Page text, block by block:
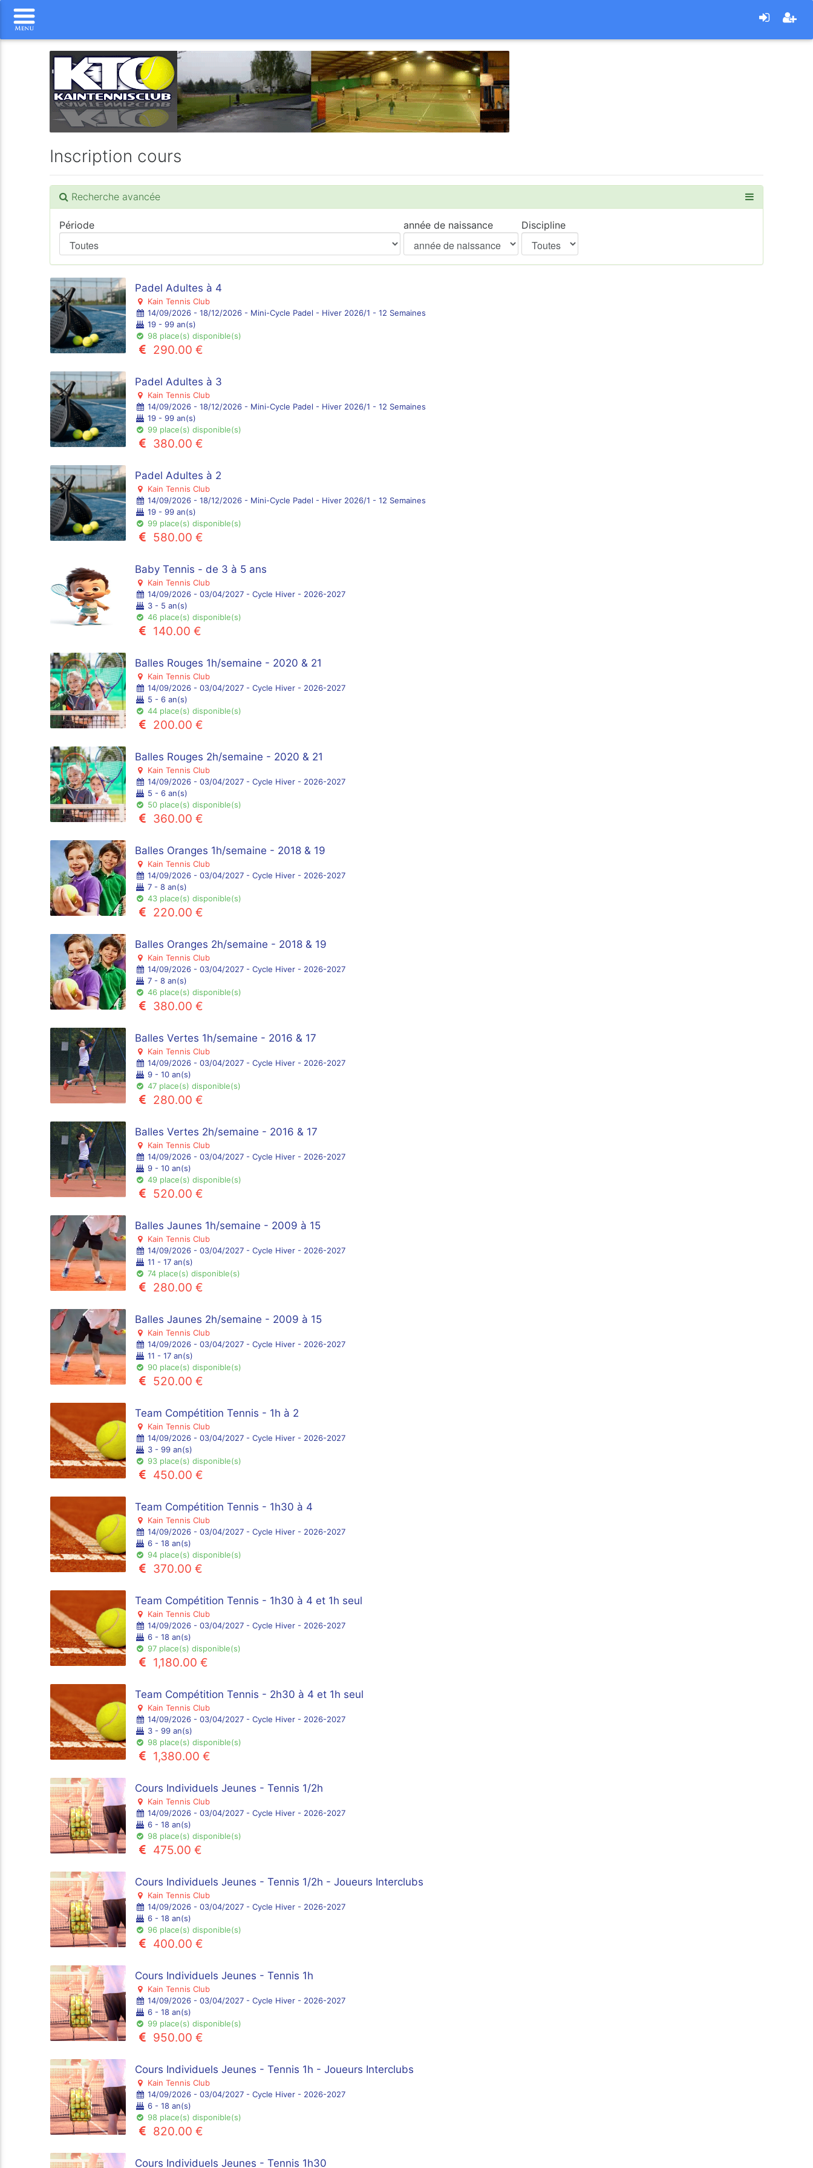
Inscription cours
Recherche avancée
Période année de naissance Discipline
Padel Adultes à 4
Kain Tennis Club
14/09/2026 - 18/12/2026 - Mini-Cycle Padel - Hiver 2026/1 - 12 Semaines
19 - 99 an(s)
98 place(s) disponible(s)
290.00 €
Padel Adultes à 3
Kain Tennis Club
14/09/2026 - 18/12/2026 - Mini-Cycle Padel - Hiver 2026/1 - 12 Semaines
19 - 99 an(s)
99 place(s) disponible(s)
380.00 €
Padel Adultes à 2
Kain Tennis Club
14/09/2026 - 18/12/2026 - Mini-Cycle Padel - Hiver 2026/1 - 12 Semaines
19 - 99 an(s)
99 place(s) disponible(s)
580.00 €
Baby Tennis - de 3 à 5 ans
Kain Tennis Club
14/09/2026 - 03/04/2027 - Cycle Hiver - 2026-2027
3 - 5 an(s)
46 place(s) disponible(s)
140.00 €
Balles Rouges 1h/semaine - 2020 & 21
Kain Tennis Club
14/09/2026 - 03/04/2027 - Cycle Hiver - 2026-2027
5 - 6 an(s)
44 place(s) disponible(s)
200.00 €
Balles Rouges 2h/semaine - 2020 & 21
Kain Tennis Club
14/09/2026 - 03/04/2027 - Cycle Hiver - 2026-2027
5 - 6 an(s)
50 place(s) disponible(s)
360.00 €
Balles Oranges 1h/semaine - 2018 & 19
Kain Tennis Club
14/09/2026 - 03/04/2027 - Cycle Hiver - 2026-2027
7 - 8 an(s)
43 place(s) disponible(s)
220.00 €
Balles Oranges 2h/semaine - 2018 & 19
Kain Tennis Club
14/09/2026 - 03/04/2027 - Cycle Hiver - 2026-2027
7 - 8 an(s)
46 place(s) disponible(s)
380.00 €
Balles Vertes 1h/semaine - 2016 & 17
Kain Tennis Club
14/09/2026 - 03/04/2027 - Cycle Hiver - 2026-2027
9 - 10 an(s)
47 place(s) disponible(s)
280.00 €
Balles Vertes 2h/semaine - 2016 & 17
Kain Tennis Club
14/09/2026 - 03/04/2027 - Cycle Hiver - 2026-2027
9 - 10 an(s)
49 place(s) disponible(s)
520.00 €
Balles Jaunes 1h/semaine - 2009 à 15
Kain Tennis Club
14/09/2026 - 03/04/2027 - Cycle Hiver - 2026-2027
11 - 17 an(s)
74 place(s) disponible(s)
280.00 €
Balles Jaunes 2h/semaine - 2009 à 15
Kain Tennis Club
14/09/2026 - 03/04/2027 - Cycle Hiver - 2026-2027
11 - 17 an(s)
90 place(s) disponible(s)
520.00 €
Team Compétition Tennis - 1h à 2
Kain Tennis Club
14/09/2026 - 03/04/2027 - Cycle Hiver - 2026-2027
3 - 99 an(s)
93 place(s) disponible(s)
450.00 €
Team Compétition Tennis - 1h30 à 4
Kain Tennis Club
14/09/2026 - 03/04/2027 - Cycle Hiver - 2026-2027
6 - 18 an(s)
94 place(s) disponible(s)
370.00 €
Team Compétition Tennis - 1h30 à 4 et 1h seul
Kain Tennis Club
14/09/2026 - 03/04/2027 - Cycle Hiver - 2026-2027
6 - 18 an(s)
97 place(s) disponible(s)
1,180.00 €
Team Compétition Tennis - 2h30 à 4 et 1h seul
Kain Tennis Club
14/09/2026 - 03/04/2027 - Cycle Hiver - 2026-2027
3 - 99 an(s)
98 place(s) disponible(s)
1,380.00 €
Cours Individuels Jeunes - Tennis 1/2h
Kain Tennis Club
14/09/2026 - 03/04/2027 - Cycle Hiver - 2026-2027
6 - 18 an(s)
98 place(s) disponible(s)
475.00 €
Cours Individuels Jeunes - Tennis 1/2h - Joueurs Interclubs
Kain Tennis Club
14/09/2026 - 03/04/2027 - Cycle Hiver - 2026-2027
6 - 18 an(s)
96 place(s) disponible(s)
400.00 €
Cours Individuels Jeunes - Tennis 1h
Kain Tennis Club
14/09/2026 - 03/04/2027 - Cycle Hiver - 2026-2027
6 - 18 an(s)
99 place(s) disponible(s)
950.00 €
Cours Individuels Jeunes - Tennis 1h - Joueurs Interclubs
Kain Tennis Club
14/09/2026 - 03/04/2027 - Cycle Hiver - 2026-2027
6 - 18 an(s)
98 place(s) disponible(s)
820.00 €
Cours Individuels Jeunes - Tennis 1h30